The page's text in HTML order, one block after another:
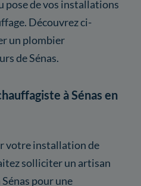
pose de vos installations
Découvrez ci-
un plombier
de Sénas.
à Sénas en
votre installation de
solliciter un artisan
pour une